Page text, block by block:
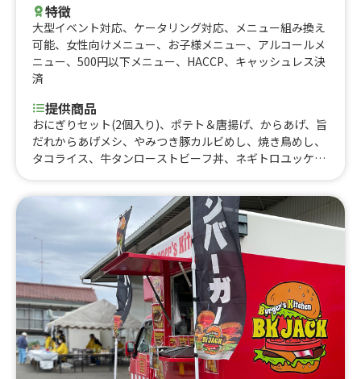
特徴
大型イベント対応、 ケータリング対応、
メニュー組み換え
可能、 女性向けメニュー、 お子様メニュー、 アルコールメ
ニュー、 500円以下メニュー、 HACCP、 キャッシュレス決
済
提供商品
おにぎりセット(2個入り)、ポテト＆唐揚げ、からあげ、旨
だれからあげメシ、やみつき豚カルビめし、焼き鳥めし、
タコライス、牛タンローストビーフ丼、ネギトロユッケ
パービーフ、ポテビーフ、プレミアムバーガー、フライド
ポテト（スモールサイズ）、フライドポテト(ミディア
ム）、フライドポテト（ビックサイズ）、レモネード、緑
茶、コーヒー(ホット、アイス)、コーラ、ジンジャエー
ル、紅茶、オニオンスープ、ビール、レモンサワー、ハイ
ボール、ウーロンハイ、唐揚げ個、甘酒、アイストッピン
グ、フレンチトースト、きゅうり１本漬け、牛タンカレ
ー、牛タン味噌煮込み、かき氷